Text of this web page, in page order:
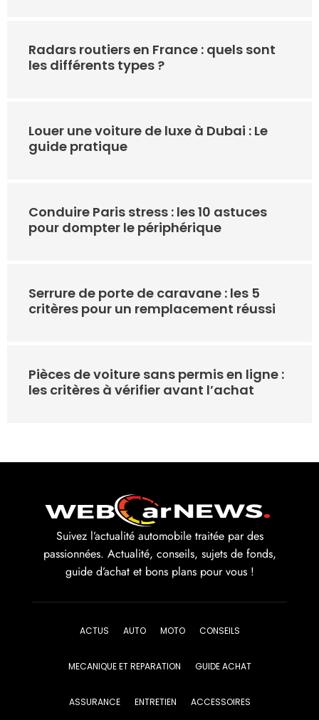
Radars routiers en France : quels sont
les différents types ?
Louer une voiture de luxe à Dubai : Le
guide pratique
Conduire Paris stress : les 10 astuces
pour dompter le périphérique
Serrure de porte de caravane : les 5
critères pour un remplacement réussi
Pièces de voiture sans permis en ligne :
les critères à vérifier avant l’achat
Suivez l’actualité automobile traitée par des
passionnées. Actualité, conseils, sujets de fonds,
guide d’achat et bons plans pour vous !
ACTUS AUTO MOTO CONSEILS
MECANIQUE ET REPARATION GUIDE ACHAT
ASSURANCE ENTRETIEN ACCESSOIRES